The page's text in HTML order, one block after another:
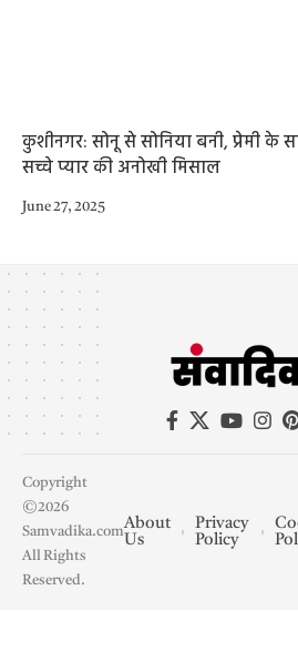
कुशीनगर: सोनू से सोनिया बनी, प्रेमी के
सच्चे प्यार की अनोखी मिसाल
June 27, 2025
Copyright
©2026
Samvadika.com
All Rights
Reserved.
About
Us
Privacy
Policy